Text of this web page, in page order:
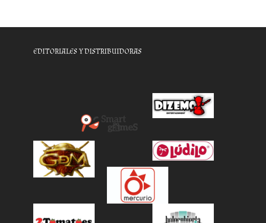
EDITORIALES Y DISTRIBUIDORAS